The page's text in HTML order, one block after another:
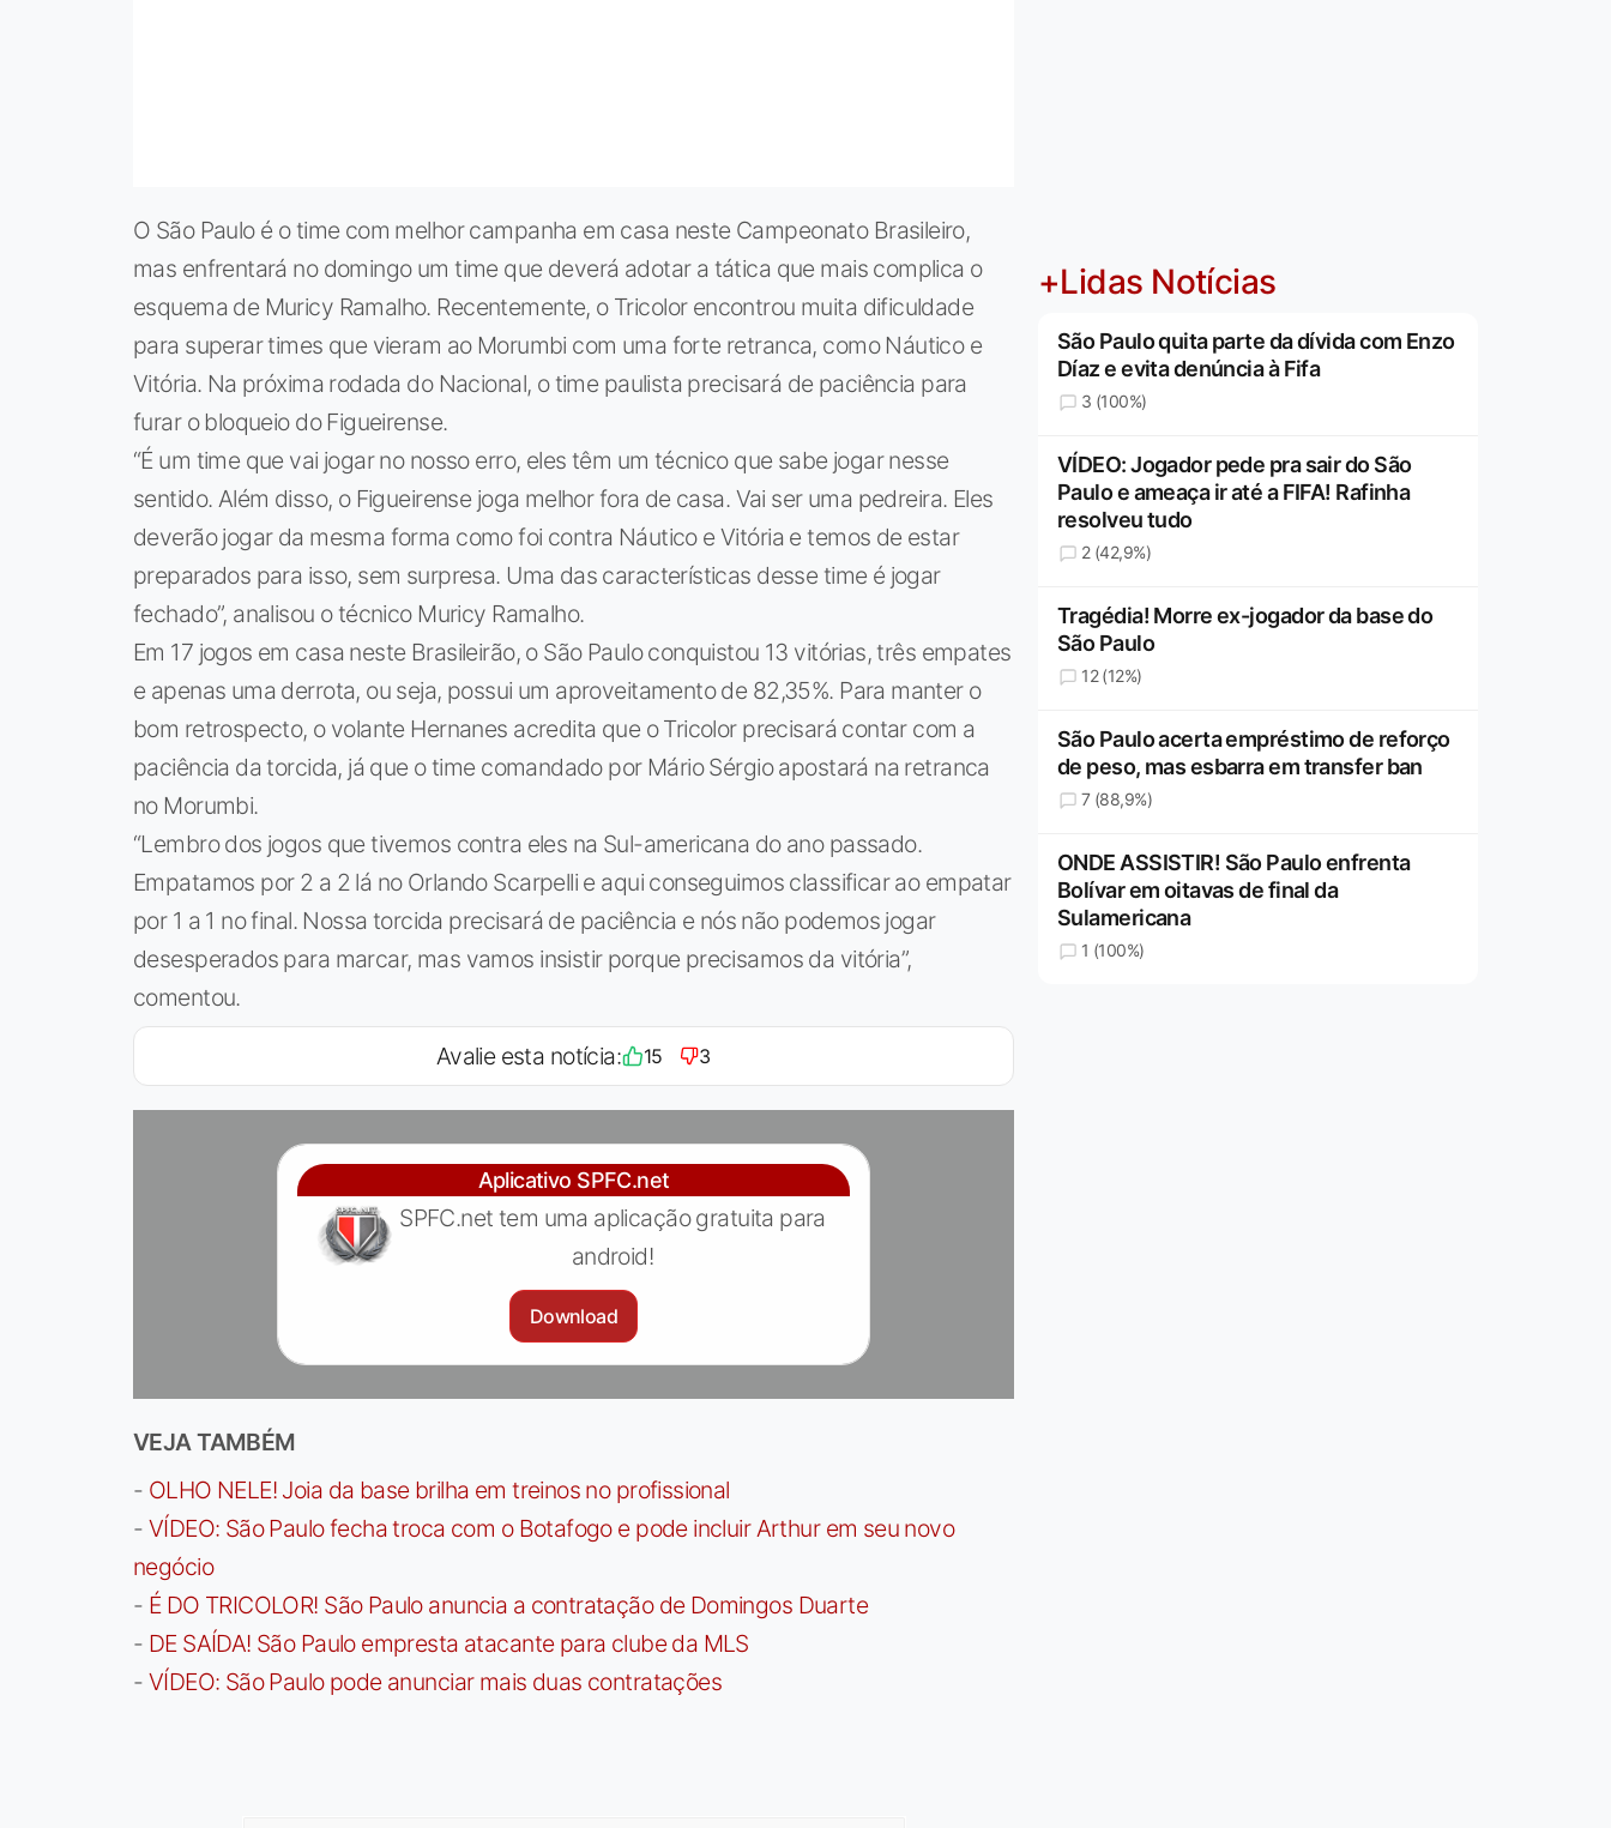
O São Paulo é o time com melhor campanha em casa neste Campeonato Brasileiro,
mas enfrentará no domingo um time que deverá adotar a tática que mais complica o
esquema de Muricy Ramalho. Recentemente, o Tricolor encontrou muita dificuldade
para superar times que vieram ao Morumbi com uma forte retranca, como Náutico e
Vitória. Na próxima rodada do Nacional, o time paulista precisará de paciência para
furar o bloqueio do Figueirense.
“É um time que vai jogar no nosso erro, eles têm um técnico que sabe jogar nesse
sentido. Além disso, o Figueirense joga melhor fora de casa. Vai ser uma pedreira. Eles
deverão jogar da mesma forma como foi contra Náutico e Vitória e temos de estar
preparados para isso, sem surpresa. Uma das características desse time é jogar
fechado”, analisou o técnico Muricy Ramalho.
Em 17 jogos em casa neste Brasileirão, o São Paulo conquistou 13 vitórias, três empates
e apenas uma derrota, ou seja, possui um aproveitamento de 82,35%. Para manter o
bom retrospecto, o volante Hernanes acredita que o Tricolor precisará contar com a
paciência da torcida, já que o time comandado por Mário Sérgio apostará na retranca
no Morumbi.
“Lembro dos jogos que tivemos contra eles na Sul-americana do ano passado.
Empatamos por 2 a 2 lá no Orlando Scarpelli e aqui conseguimos classificar ao empatar
por 1 a 1 no final. Nossa torcida precisará de paciência e nós não podemos jogar
desesperados para marcar, mas vamos insistir porque precisamos da vitória”,
comentou.
Avalie esta notícia: 15 3
Aplicativo SPFC.net
SPFC.net tem uma aplicação gratuita para
android!
Download
VEJA TAMBÉM
- OLHO NELE! Joia da base brilha em treinos no profissional
- VÍDEO: São Paulo fecha troca com o Botafogo e pode incluir Arthur em seu novo
negócio
- É DO TRICOLOR! São Paulo anuncia a contratação de Domingos Duarte
- DE SAÍDA! São Paulo empresta atacante para clube da MLS
- VÍDEO: São Paulo pode anunciar mais duas contratações
+Lidas Notícias
São Paulo quita parte da dívida com Enzo
Díaz e evita denúncia à Fifa
3 (100%)
VÍDEO: Jogador pede pra sair do São
Paulo e ameaça ir até a FIFA! Rafinha
resolveu tudo
2 (42,9%)
Tragédia! Morre ex-jogador da base do
São Paulo
12 (12%)
São Paulo acerta empréstimo de reforço
de peso, mas esbarra em transfer ban
7 (88,9%)
ONDE ASSISTIR! São Paulo enfrenta
Bolívar em oitavas de final da
Sulamericana
1 (100%)